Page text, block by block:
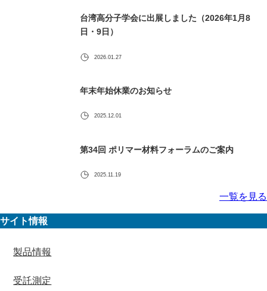
台湾高分子学会に出展しました（2026年1月8
日・9日）
2026.01.27
年末年始休業のお知らせ
2025.12.01
第34回 ポリマー材料フォーラムのご案内
2025.11.19
一覧を見る
サイト情報
製品情報
受託測定